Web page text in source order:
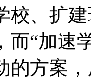
校、扩
而“加速
的方案